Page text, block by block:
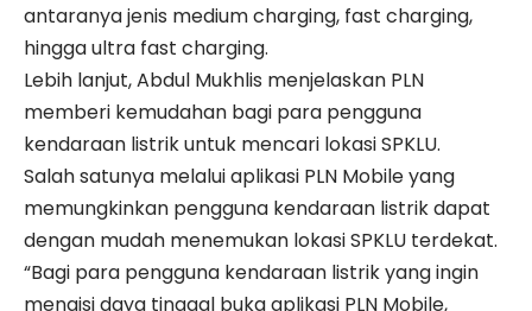
antaranya jenis medium charging, fast charging,
hingga ultra fast charging.
Lebih lanjut, Abdul Mukhlis menjelaskan PLN
memberi kemudahan bagi para pengguna
kendaraan listrik untuk mencari lokasi SPKLU.
Salah satunya melalui aplikasi PLN Mobile yang
memungkinkan pengguna kendaraan listrik dapat
dengan mudah menemukan lokasi SPKLU terdekat.
“Bagi para pengguna kendaraan listrik yang ingin
mengisi daya tinggal buka aplikasi PLN Mobile,